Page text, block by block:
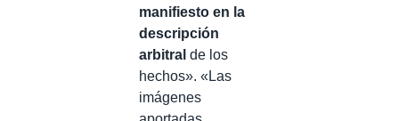
manifiesto en la
descripción
arbitral de los
hechos». «Las
imágenes